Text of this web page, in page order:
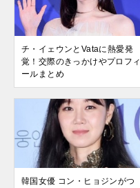
チ・イェウンとVataに熱愛発
覚！交際のきっかけやプロフィ
ールまとめ
韓国女優 コン・ヒョジンがつ